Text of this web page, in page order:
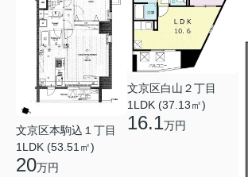
文京区本駒込１丁目
1LDK (53.51㎡)
20万円
文京区白山２丁目
1LDK (37.13㎡)
16.1万円